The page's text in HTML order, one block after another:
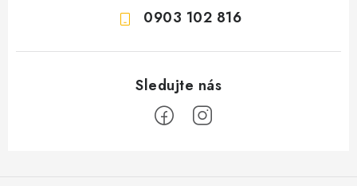
0903 102 816